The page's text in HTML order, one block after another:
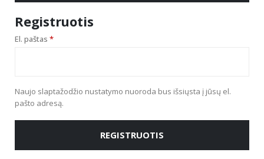
Registruotis
El. paštas *Privalomas
Naujo slaptažodžio nustatymo nuoroda bus išsiųsta į jūsų el.
pašto adresą.
REGISTRUOTIS